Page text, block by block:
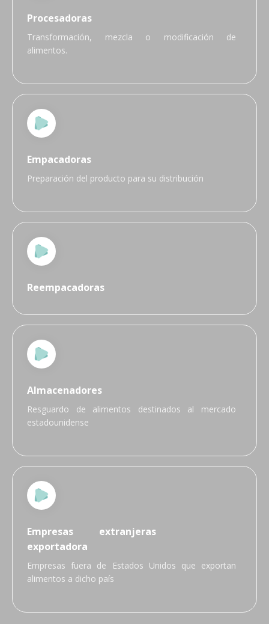
Procesadoras
Transformación, mezcla o modificación de
alimentos.
Empacadoras
Preparación del producto para su distribución
Reempacadoras
Almacenadores
Resguardo de alimentos destinados al mercado
estadounidense
Empresas extranjeras
exportadora
Empresas fuera de Estados Unidos que exportan
alimentos a dicho país